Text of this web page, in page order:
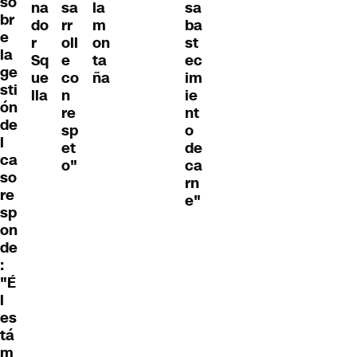
br
e
la
ge
sti
ón
de
l
ca
so
re
sp
on
de
:
"É
l
es
tá
na
do
r
Sq
ue
lla
sa
rr
oll
e
co
n
re
sp
et
o"
la
m
on
ta
ña
sa
ba
st
ec
im
ie
nt
o
de
ca
rn
e"